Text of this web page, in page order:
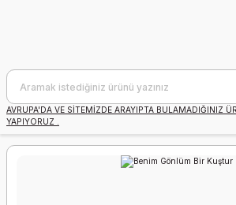
AVRUPA'DA VE SİTEMİZDE ARAYIPTA BULAMADIĞINIZ
YAPIYORUZ .